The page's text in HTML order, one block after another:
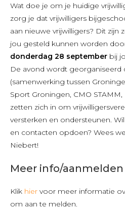
Wat doe je om je huidige
zorg je dat vrijwilligers
aan nieuwe vrijwilligers? Dit zijn
jou gesteld kunnen worden
donderdag 28 september bij
De avond wordt georganiseerd
(samenwerking tussen
Sport Groningen, CMO
zetten zich in om
versterken en ondersteunen.
en contacten opdoen? Wees
Niebert!
Meer info/aanmelden
Klik hier voor meer informatie
om aan te melden.